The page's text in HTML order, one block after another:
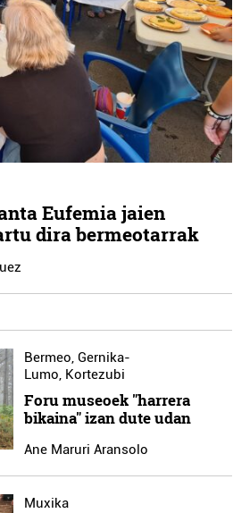
Eufemia jaien
dira bermeotarrak
Bermeo, Gernika-
Lumo, Kortezubi
Foru museoek "harrera
bikaina" izan dute udan
Ane Maruri Aransolo
Muxika